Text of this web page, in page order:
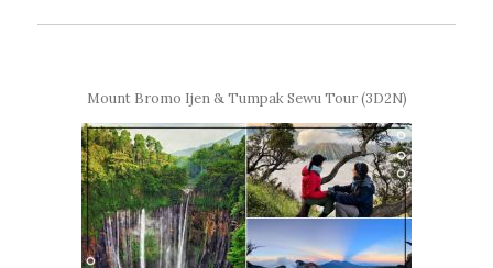
Mount Bromo Ijen & Tumpak Sewu Tour (3D2N)